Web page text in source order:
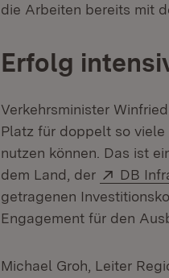
die Arbeiten bereits mit
Erfolg
Verkehrsminister
Platz für doppelt so viele
nutzen können. Das ist
dem Land, der
Extern:
DB
getragenen
Engagement für den
Michael Groh, Leiter